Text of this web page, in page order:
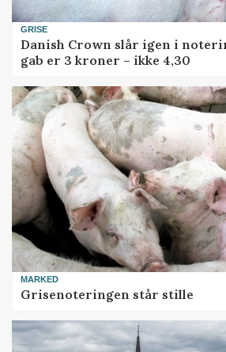
GRISE
Danish Crown slår igen i
gab er 3 kroner – ikke 4,30
MARKED
Grisenoteringen står stille